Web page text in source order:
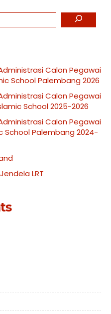
Calon Pegawai
School Palembang 2026
Calon Pegawai
School 2025-2026
Calon Pegawai
School Palembang 2024-
LRT